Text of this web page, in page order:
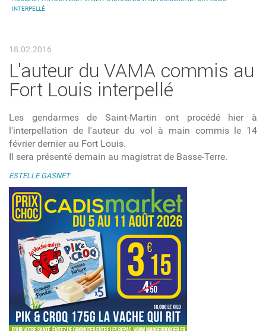
VOUS ÊTES ICI
INTERPELLÉ
18.02.2016
L'auteur du VAMA commis au
Fort Louis interpellé
Les gendarmes de Saint-Martin ont procédé hier à
l'interpellation de l'auteur du vol à main commis le 14
février dernier au Fort Louis.
Il sera présenté demain au magistrat de Basse-Terre.
ESTELLE GASNET